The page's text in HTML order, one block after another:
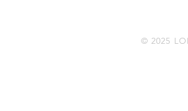
© 2025